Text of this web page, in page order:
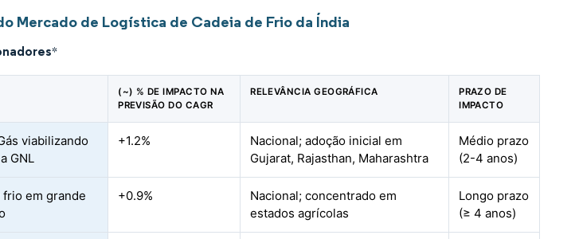
Mercado de Logística de Cadeia de Frio da Índia
*
(~) % DE IMPACTO NA
PREVISÃO DO CAGR
RELEVÂNCIA GEOGRÁFICA
PRAZO DE
IMPACTO
viabilizando
GNL
+1.2%
Nacional; adoção inicial em
Gujarat, Rajasthan, Maharashtra
Médio prazo
(2-4 anos)
frio em grande
+0.9%
Nacional; concentrado em
estados agrícolas
Longo prazo
(≥ 4 anos)